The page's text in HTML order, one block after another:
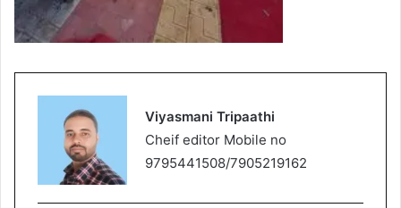
Viyasmani Tripaathi
Cheif editor Mobile no
9795441508/7905219162